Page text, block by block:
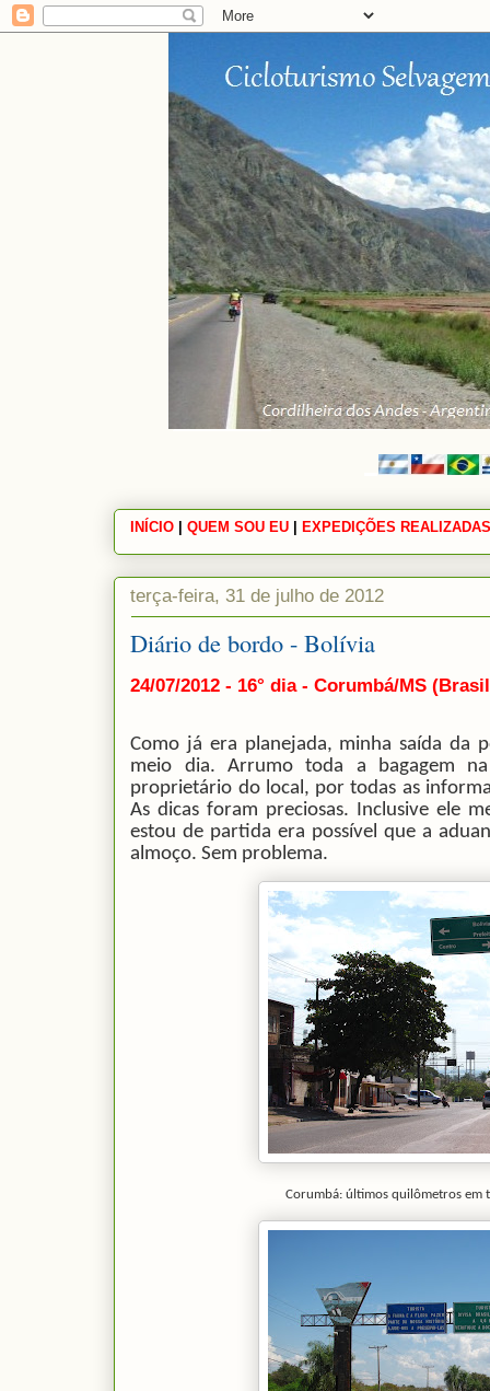
INÍCIO |QUEM SOU EU EXPEDIÇÕES
terça-feira, 31 de julho de 2012
Diário de bordo - Bolívia
24/07/2012 - 16° dia - Corumbá/MS
Como já era planejada, minha saída da
meio dia. Arrumo toda a bagagem
proprietário do local, por todas as
As dicas foram preciosas. Inclusive ele
estou de partida era possível que a
almoço. Sem problema.
Corumbá: últimos quilômetros